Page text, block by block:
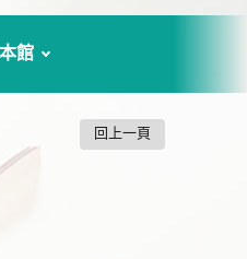
館
回上一頁